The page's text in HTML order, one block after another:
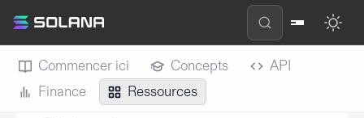
Commencer ici Concepts
API
Finance
Ressources